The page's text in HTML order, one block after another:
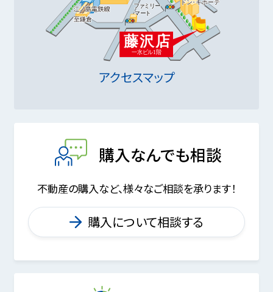
アクセスマップ
購入なんでも相談
不動産の購入など、様々なご相談を承ります！
購入について相談する